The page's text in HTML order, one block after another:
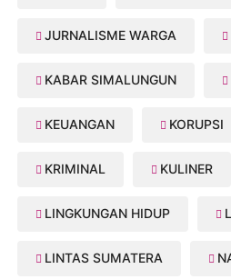
JURNALISME WARGA
KABAR SIMALUNGUN
KEUANGAN KORUPSI
KRIMINAL KULINER
LINGKUNGAN HIDUP
LINTAS SUMATERA